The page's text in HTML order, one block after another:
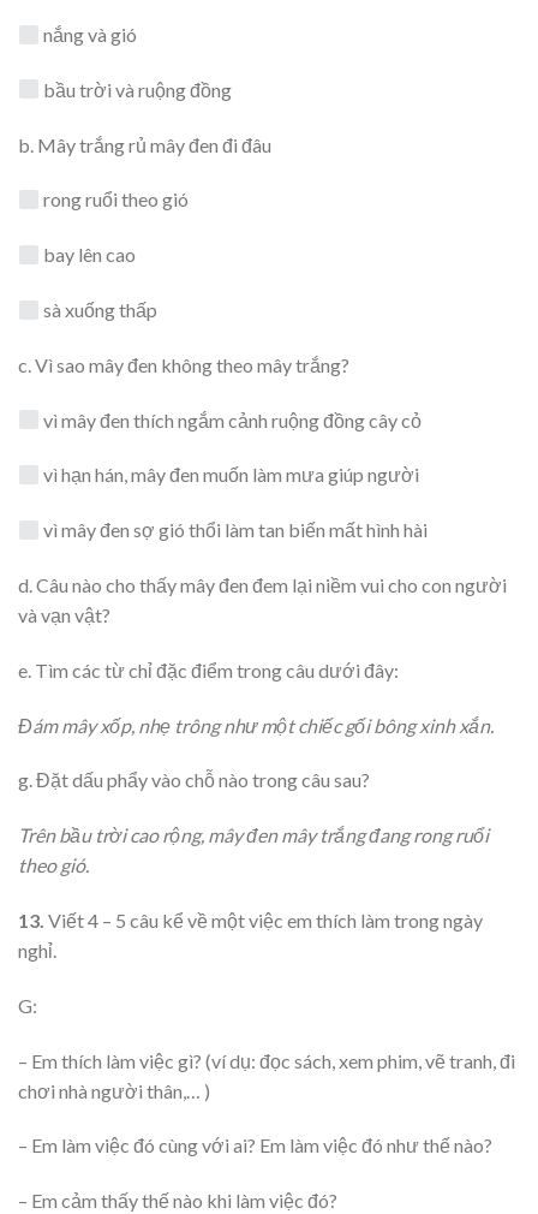
nắng và gió
bầu trời và ruộng đồng
b. Mây trắng rủ mây đen đi đâu
rong ruổi theo gió
bay lên cao
sà xuống thấp
c. Vì sao mây đen không theo mây trắng?
vì mây đen thích ngắm cảnh ruộng đồng cây cỏ
vì hạn hán, mây đen muốn làm mưa giúp người
vì mây đen sợ gió thổi làm tan biến mất hình hài
d. Câu nào cho thấy mây đen đem lại niềm vui cho con người
và vạn vật?
e. Tìm các từ chỉ đặc điểm trong câu dưới đây:
Đám mây xốp, nhẹ trông như một chiếc gối bông xinh xắn.
g. Đặt dấu phẩy vào chỗ nào trong câu sau?
Trên bầu trời cao rộng, mây đen mây trắng đang rong ruổi
theo gió.
13. Viết 4 – 5 câu kể về một việc em thích làm trong ngày
nghỉ.
G:
– Em thích làm việc gì? (ví dụ: đọc sách, xem phim, vẽ tranh, đi
chơi nhà người thân,… )
– Em làm việc đó cùng với ai? Em làm việc đó như thế nào?
– Em cảm thấy thế nào khi làm việc đó?